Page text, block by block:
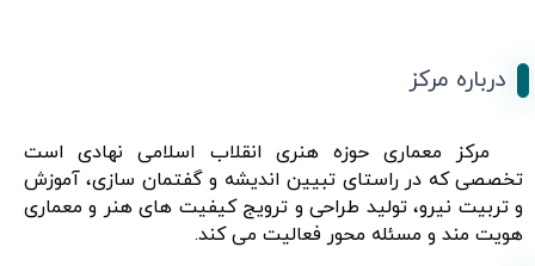
درباره مرکز
مرکز معماری حوزه هنری انقلاب اسلامی نهادی است
تخصصی که در راستای تبیین اندیشه و گفتمان سازی، آموزش
و تربیت نیرو، تولید طراحی و ترویج کیفیت های هنر و معماری
هویت مند و مسئله محور فعالیت می کند.